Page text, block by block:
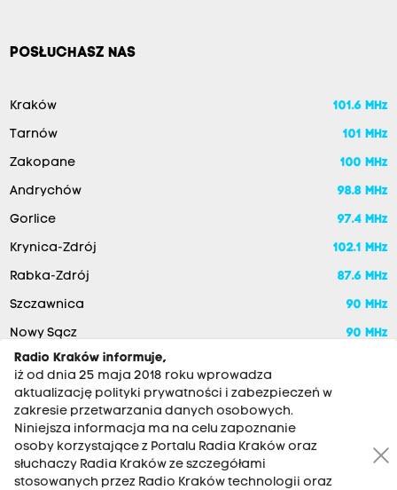
POSŁUCHASZ NAS
Kraków 101.6 MHz
Tarnów 101 MHz
Zakopane 100 MHz
Andrychów 98.8 MHz
Gorlice 97.4 MHz
Krynica-Zdrój 102.1 MHz
Rabka-Zdrój 87.6 MHz
Szczawnica 90 MHz
Nowy Sącz
90 MHz
Radio Kraków informuje,
iż od dnia 25 maja 2018 roku wprowadza
aktualizację polityki prywatności i zabezpieczeń w
zakresie przetwarzania danych osobowych.
Niniejsza informacja ma na celu zapoznanie
osoby korzystające z Portalu Radia Kraków oraz
słuchaczy Radia Kraków ze szczegółami
stosowanych przez Radio Kraków technologii oraz